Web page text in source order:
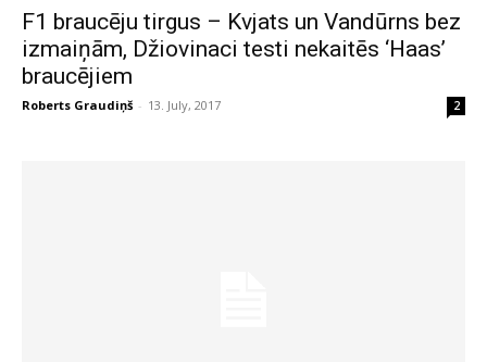
F1 braucēju tirgus – Kvjats un Vandūrns bez
izmaiņām, Džiovinaci testi nekaitēs ‘Haas’
braucējiem
Roberts Graudiņš - 13. July, 2017 2